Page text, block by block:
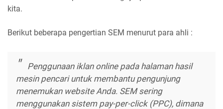
kita.
Berikut beberapa pengertian SEM menurut para ahli :
Penggunaan iklan online pada halaman hasil
mesin pencari untuk membantu pengunjung
menemukan website Anda. SEM sering
menggunakan sistem pay-per-click (PPC), dimana